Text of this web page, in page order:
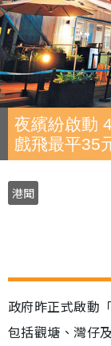
夜繽紛啟動
戲飛最平35
港聞
政府昨正式啟動
包括觀塘、灣仔